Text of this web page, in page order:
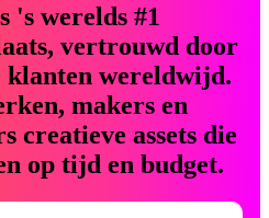
's werelds #1
vertrouwd door
klanten wereldwijd.
makers en
creatieve assets die
op tijd en budget.